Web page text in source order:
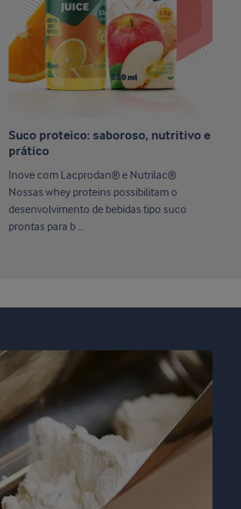
Suco proteico: saboroso, nutritivo e
prático
Inove com Lacprodan® e Nutrilac®
Nossas whey proteins possibilitam o
desenvolvimento de bebidas tipo suco
prontas para b ...